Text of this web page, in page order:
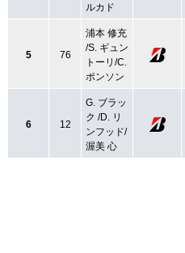
ルカド
5 76
浦本 修充
/S. ギュン
トーリ/C.
ポンソン
6 12
G. ブラッ
ク /D. リ
ンフッド/
渥美 心